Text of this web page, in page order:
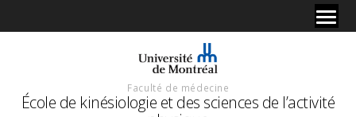
Faculté de médecine
École de kinésiologie et des sciences de l’activité